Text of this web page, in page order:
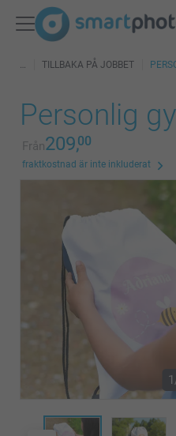
TILLBAKA PÅ JOBBET
Personlig
Från209,00
fraktkostnad är inte inkluderat